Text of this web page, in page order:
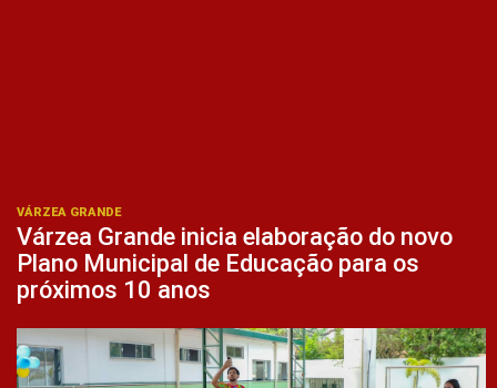
VÁRZEA GRANDE
Várzea Grande inicia elaboração do novo
Plano Municipal de Educação para os
próximos 10 anos